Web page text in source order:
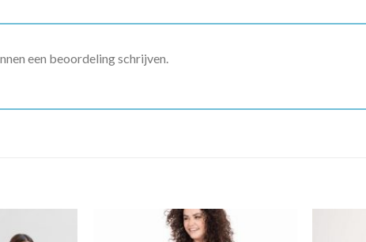
een beoordeling schrijven.